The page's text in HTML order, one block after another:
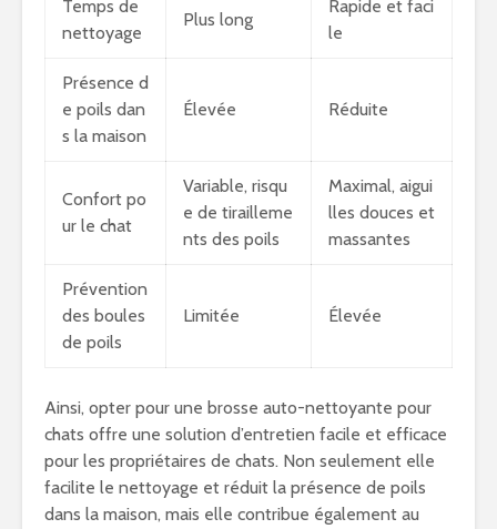
Temps de
nettoyage
Plus long
Rapide et faci
le
Présence d
e poils dan
s la maison
Élevée Réduite
Confort po
ur le chat
Variable, risqu
e de tirailleme
nts des poils
Maximal, aigui
lles douces et
massantes
Prévention
des boules
de poils
Limitée Élevée
Ainsi, opter pour une brosse auto-nettoyante pour
chats offre une solution d’entretien facile et efficace
pour les propriétaires de chats. Non seulement elle
facilite le nettoyage et réduit la présence de poils
dans la maison, mais elle contribue également au